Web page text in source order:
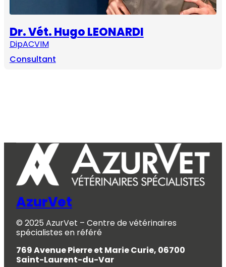
Dr. Vét. Hugo LEONARDI
DipACVIM
Consultant
AzurVet
© 2025 AzurVet – Centre de vétérinaires
spécialistes en référé
769 Avenue Pierre et Marie Curie, 06700
Saint-Laurent-du-Var